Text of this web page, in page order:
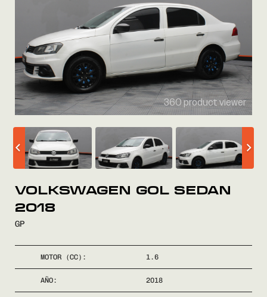
COMPRÁ
VENDÉ
NOSOTROS
CONTACTO
360 product viewer
VOLKSWAGEN GOL SEDAN
2018
GP
MOTOR (CC): 1.6
AÑO: 2018